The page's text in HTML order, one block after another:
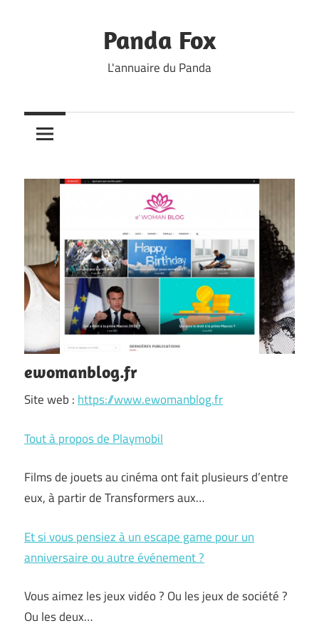
Panda Fox
L'annuaire du Panda
ewomanblog.fr
Site web : https://www.ewomanblog.fr
Tout à propos de Playmobil
Films de jouets au cinéma ont fait plusieurs d’entre
eux, à partir de Transformers aux…
Et si vous pensiez à un escape game pour un
anniversaire ou autre événement ?
Vous aimez les jeux vidéo ? Ou les jeux de société ?
Ou les deux…